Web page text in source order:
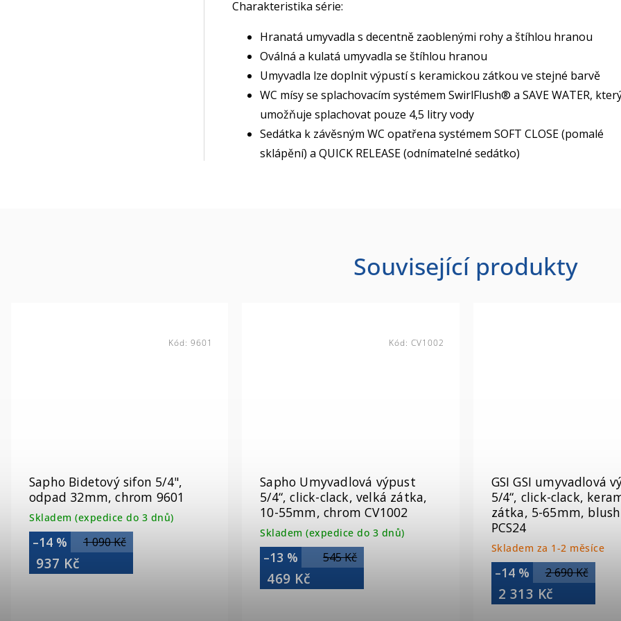
Charakteristika série:
Hranatá umyvadla s decentně zaoblenými rohy a štíhlou hranou
Oválná a kulatá umyvadla se štíhlou hranou
Umyvadla lze doplnit výpustí s keramickou zátkou ve stejné barvě
WC mísy se splachovacím systémem SwirlFlush® a SAVE WATER,
umožňuje splachovat pouze 4,5 litry vody
Sedátka k závěsným WC opatřena systémem SOFT CLOSE (pomalé
sklápění) a QUICK RELEASE (odnímatelné sedátko)
Související produkty
Sapho Bidetový sifon 5/4",
odpad 32mm, chrom 9601
Skladem (expedice do 3 dnů)
1 090 Kč
–14 %
937 Kč
Kód:9601
Sapho Umyvadlová výpust
5/4“, click-clack, velká zátka,
10-55mm, chrom CV1002
Skladem (expedice do 3 dnů)
545 Kč
–13 %
469 Kč
Kód: CV1002
GSI GSI umyvadlová
5/4“, click-clack,
zátka, 5-65mm,
PCS24
Skladem za 1-2 měsíce
2 690 Kč
–14 %
2 313 Kč